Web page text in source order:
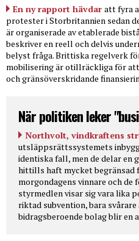
En ny rapport hävdar att fyra
protester i Storbritannien sedan
är organiserade av etablerade
beskriver en reell och delvis
belyst fråga. Brittiska regelverk
mobilisering är otillräckliga för
och gränsöverskridande
När politiken leker
Northvolt, vindkraftens
utsläppsrättssystemets
identiska fall, men de delar en
hittills haft mycket begränsad
morgondagens vinnare och de
styrmedlen visar sig vara lika
riktad subvention, bara
bidragsberoende bolag blir en